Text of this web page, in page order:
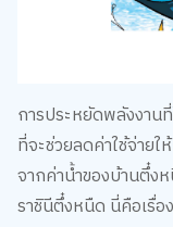
จากค่าน้ำของบ้านตึ๋
ราชินีตึ๋งหนืด นี่คือเรื่
มาตรการประหยัดพลั
ใช้จ่ายส่วนนี้จึงเริ่มต้น